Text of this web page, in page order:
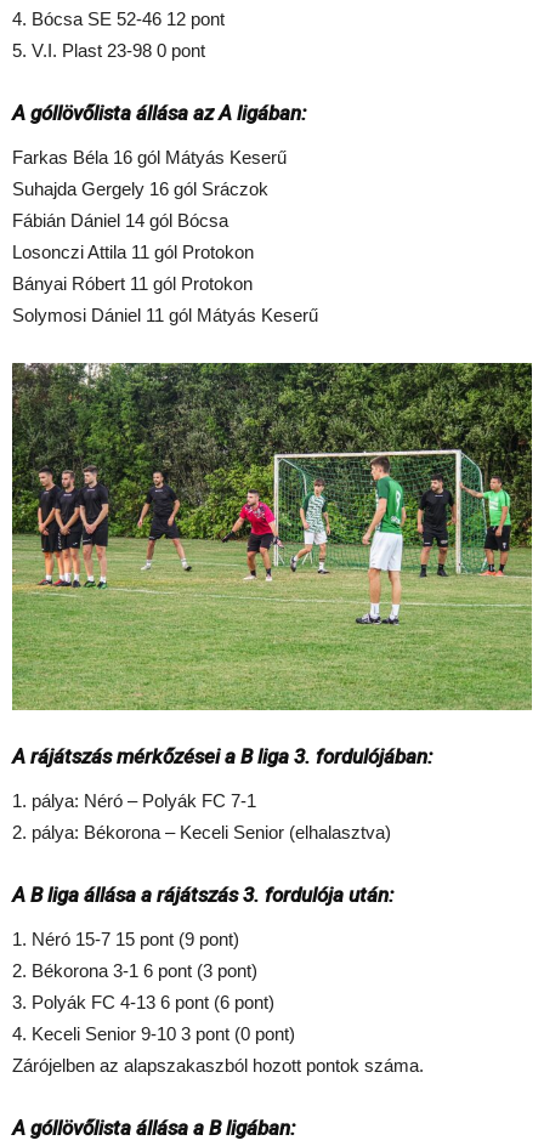
4. Bócsa SE 52-46 12 pont
5. V.I. Plast 23-98 0 pont
A góllövőlista állása az A ligában:
Farkas Béla 16 gól Mátyás Keserű
Suhajda Gergely 16 gól Sráczok
Fábián Dániel 14 gól Bócsa
Losonczi Attila 11 gól Protokon
Bányai Róbert 11 gól Protokon
Solymosi Dániel 11 gól Mátyás Keserű
A rájátszás mérkőzései a B liga 3. fordulójában:
1. pálya: Néró – Polyák FC 7-1
2. pálya: Békorona – Keceli Senior (elhalasztva)
A B liga állása a rájátszás 3. fordulója után:
1. Néró 15-7 15 pont (9 pont)
2. Békorona 3-1 6 pont (3 pont)
3. Polyák FC 4-13 6 pont (6 pont)
4. Keceli Senior 9-10 3 pont (0 pont)
Zárójelben az alapszakaszból hozott pontok száma.
A góllövőlista állása a B ligában: